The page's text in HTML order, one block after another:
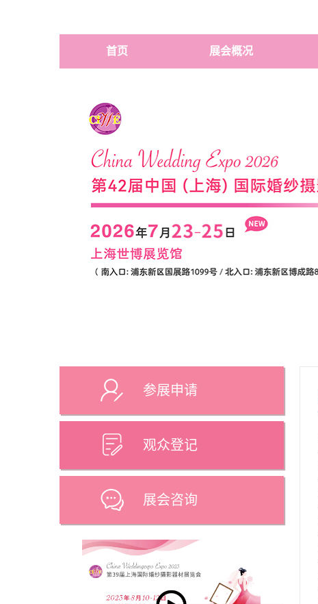
首页 展会概况
参展申请
观众登记
展会咨询